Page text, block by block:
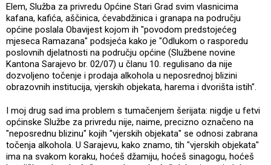
Elem, Služba za privredu Općine Stari Grad svim vlasnicima
kafana, kafića, aščinica, ćevabdžinica i granapa na području
općine poslala Obavijest kojom ih "povodom predstojećeg
mjeseca Ramazana" podsjeća kako je "Odlukom o rasporedu
poslovnih djelatnosti na području općine (Službene novine
Kantona Sarajevo br. 02/07) u članu 10. regulisano da nije
dozvoljeno točenje i prodaja alkohola u neposrednoj blizini
obrazovnih institucija, vjerskih objekata, harema i dvorišta istih".
I moj drug sad ima problem s tumačenjem šerijata: nigdje u fetvi
općinske Službe za privredu nije, naime, precizno označeno na
"neposrednu blizinu" kojih "vjerskih objekata" se odnosi zabrana
točenja alkohola. U Sarajevu, kako znamo, tih "vjerskih objekata"
ima na svakom koraku, hoćeš džamiju, hoćeš sinagogu, hoćeš